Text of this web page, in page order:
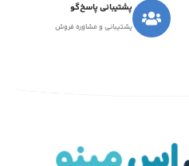
پشتیبانی پاسخ‌گو
پشتیبانی و مشاوره فروش